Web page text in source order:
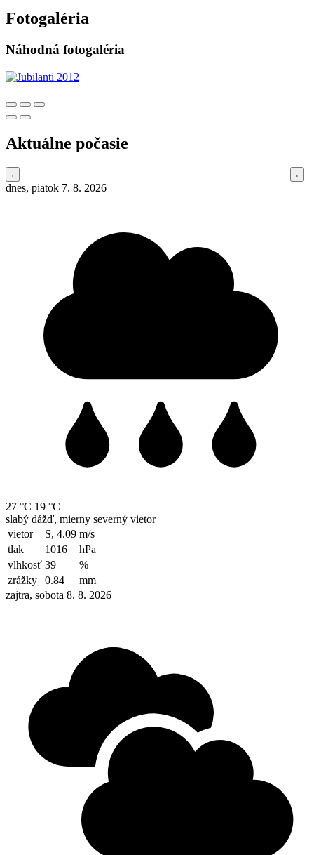
Fotogaléria
Náhodná fotogaléria
Aktuálne počasie
dnes, piatok 7. 8. 2026
27 °C 19 °C
slabý dážď, mierny severný vietor
vietor
S, 4.09 m/s
tlak
1016
hPa
vlhkosť 39
%
zrážky
0.84
mm
zajtra, sobota 8. 8. 2026